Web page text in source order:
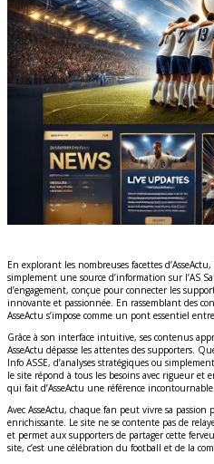
En explorant les nombreuses facettes
simplement une source d’information sur l’AS
d’engagement, conçue pour connecter les
innovante et passionnée. En rassemblant des
AsseActu s’impose comme un pont essentiel
Grâce à son interface intuitive, ses contenus
AsseActu dépasse les attentes des supporters.
Info ASSE, d’analyses stratégiques ou
le site répond à tous les besoins avec rigueur et
qui fait d’AsseActu une référence
Avec AsseActu, chaque fan peut vivre sa
enrichissante. Le site ne se contente pas de
et permet aux supporters de partager cette
site, c’est une célébration du football et de la